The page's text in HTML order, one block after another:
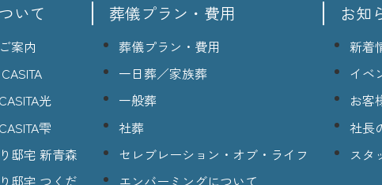
いて
案内
光
雫
邸宅 新青森
邸宅 つくだ
葬儀プラン・費用
葬儀プラン・費用
一日葬／家族葬
一般葬
社葬
セレブレーション・オブ・ライフ
エンバーミングについて
お知
新着
イベ
お客
社長
スタ